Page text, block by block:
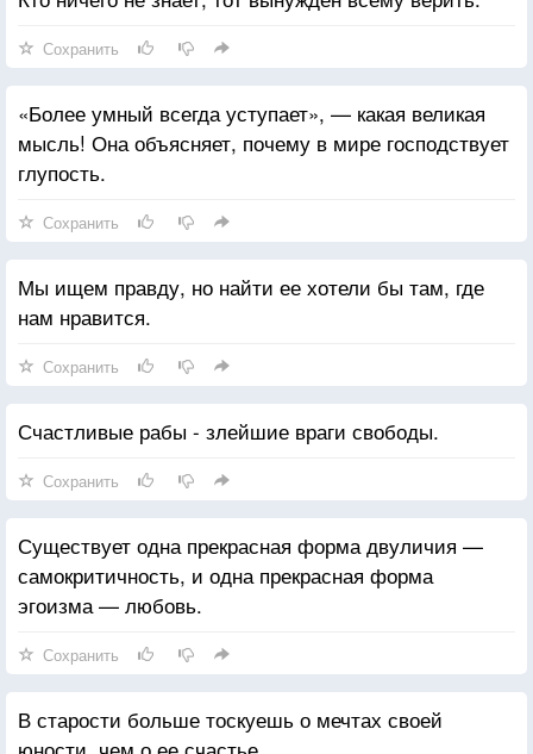
Сохранить
«Более умный всегда уступает», — какая великая
мысль! Она объясняет, почему в мире господствует
глупость.
Сохранить
Мы ищем правду, но найти ее хотели бы там, где
нам нравится.
Сохранить
Счастливые рабы - злейшие враги свободы.
Сохранить
Существует одна прекрасная форма двуличия —
самокритичность, и одна прекрасная форма
эгоизма — любовь.
Сохранить
В старости больше тоскуешь о мечтах своей